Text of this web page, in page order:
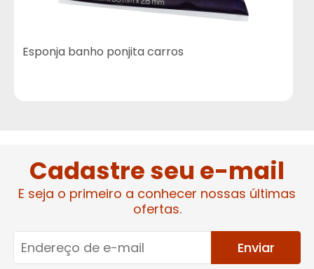
Esponja banho ponjita carros
Cadastre seu e-mail
E seja o primeiro a conhecer nossas últimas
ofertas.
Enviar